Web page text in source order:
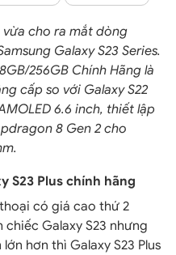
vừa cho ra mắt dòng
Galaxy S23 Series.
256GB Chính Hãng là
cấp so với Galaxy S22
6.6 inch, thiết lập
8 Gen 2 cho
S23 Plus chính hãng
có giá cao thứ 2
Galaxy S23 nhưng
hơn thì Galaxy S23 Plus